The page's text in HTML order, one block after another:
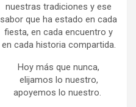
nuestras tradiciones y ese
sabor que ha estado en cada
fiesta, en cada encuentro y
en cada historia compartida.
Hoy más que nunca,
elijamos lo nuestro,
apoyemos lo nuestro.